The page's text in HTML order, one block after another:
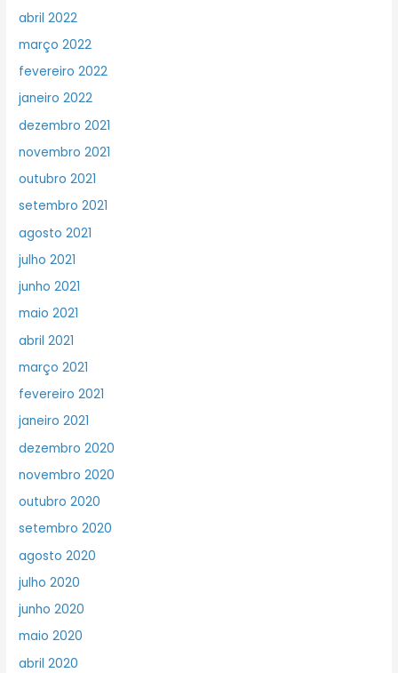
abril 2022
março 2022
fevereiro 2022
janeiro 2022
dezembro 2021
novembro 2021
outubro 2021
setembro 2021
agosto 2021
julho 2021
junho 2021
maio 2021
abril 2021
março 2021
fevereiro 2021
janeiro 2021
dezembro 2020
novembro 2020
outubro 2020
setembro 2020
agosto 2020
julho 2020
junho 2020
maio 2020
abril 2020